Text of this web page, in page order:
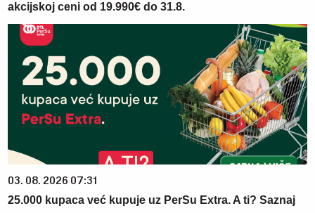
akcijskoj ceni od 19.990€ do 31.8.
03. 08. 2026 07:31
25.000 kupaca već kupuje uz PerSu Extra. A ti? Saznaj